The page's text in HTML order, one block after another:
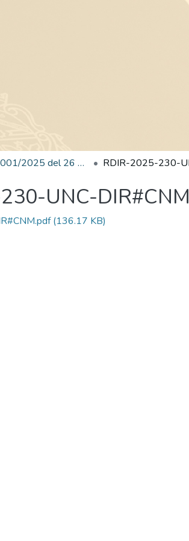
Edición 001/2025 del 26 de mayo de 2025
UNC-DIR#CNM
(136.17 KB)